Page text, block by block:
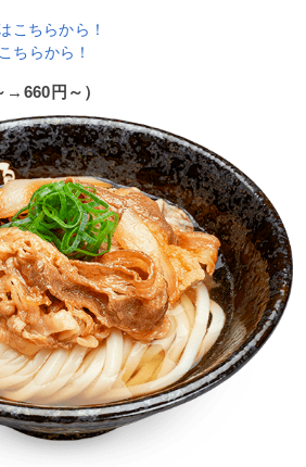
こちらから！
ちらから！
→660円～）